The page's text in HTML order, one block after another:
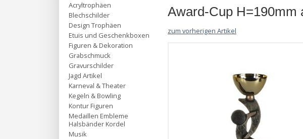
Award-Cup H=190mm
zum vorherigen Artikel
Acryltrophäen
Blechschilder
Design Trophäen
Etuis und Geschenkboxen
Figuren & Dekoration
Grabschmuck
Gravurschilder
Jagd Artikel
Karneval & Theater
Kegeln & Bowling
Kontur Figuren
Medaillen Embleme
Halsbänder Kordel
Musik